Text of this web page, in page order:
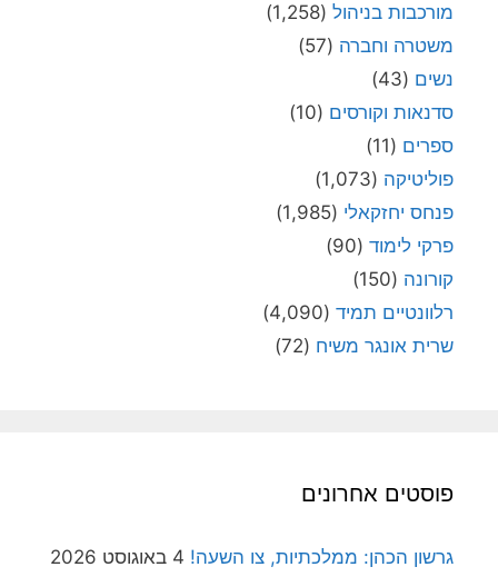
מורכבות בניהול (1,258)
משטרה וחברה (57)
נשים (43)
סדנאות וקורסים (10)
ספרים (11)
פוליטיקה (1,073)
פנחס יחזקאלי (1,985)
פרקי לימוד (90)
קורונה (150)
רלוונטיים תמיד (4,090)
שרית אונגר משיח (72)
פוסטים אחרונים
גרשון הכהן: ממלכתיות, צו השעה! 4 באוגוסט 2026